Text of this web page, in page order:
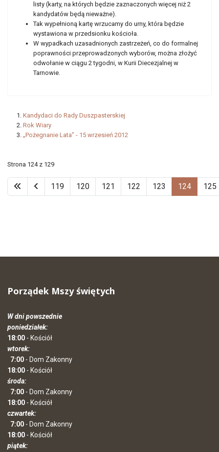
listy (karty, na których będzie zaznaczonych więcej niż 2
kandydatów będą nieważne).
Tak wypełnioną kartę wrzucamy do urny, która będzie
wystawiona w przedsionku kościoła.
W wypadkach uzasadnionych zastrzeżeń, co do formalnej
poprawności przeprowadzonych wyborów, można złożyć
odwołanie w ciągu 2 tygodni, w Kurii Diecezjalnej w
Tarnowie.
Kandydaci do Rady Duszpasterskiej
Rok Wiary
„Pożegnanie Lata” - 15 wrzesień 2012
Strona 124 z 129
119 120 121 122 123 124 125
Porządek Mszy świętych
W dni powszednie
poniedziałek:
18:00 - Kościół
wtorek:
7:00 - Dom Zakonny
18:00 - Kościół
środa:
7:00 - Dom Zakonny
18:00 - Kościół
czwartek:
7:00 - Dom Zakonny
18:00 - Kościół
piątek: